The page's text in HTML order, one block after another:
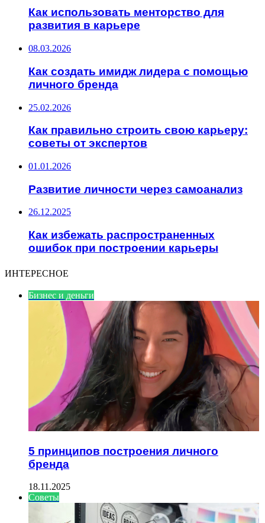
Как использовать менторство для
развития в карьере
08.03.2026
Как создать имидж лидера с помощью
личного бренда
25.02.2026
Как правильно строить свою карьеру:
советы от экспертов
01.01.2026
Развитие личности через самоанализ
26.12.2025
Как избежать распространенных
ошибок при построении карьеры
ИНТЕРЕСНОЕ
Бизнес и деньги
5 принципов построения личного
бренда
18.11.2025
Советы